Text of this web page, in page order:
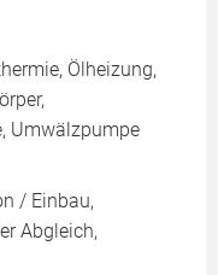
Ölheizung,
Umwälzpumpe
/ Einbau,
Abgleich,